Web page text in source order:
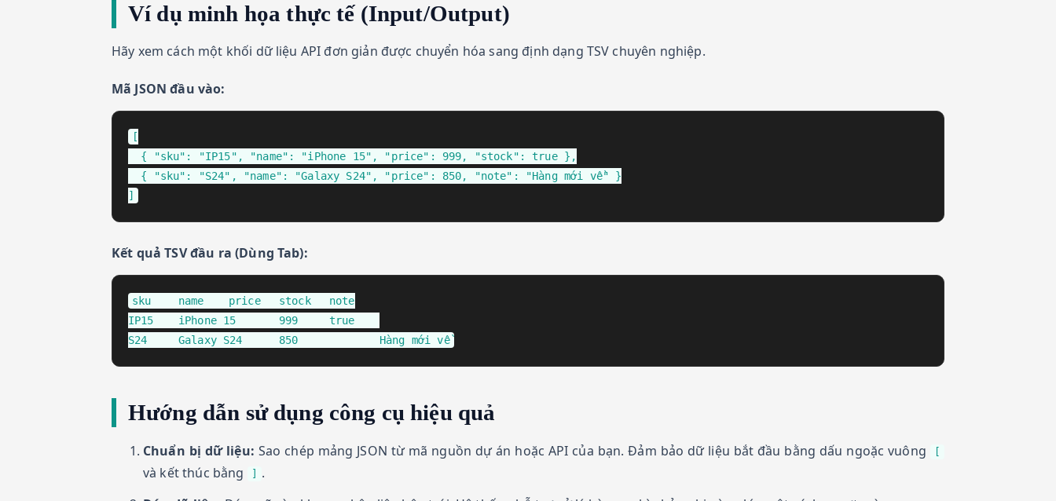
Ví dụ minh họa thực tế (Input/Output)
Hãy xem cách một khối dữ liệu API đơn giản được chuyển hóa sang định dạng TSV chuyên nghiệp.
Mã JSON đầu vào:
[
  { "sku": "IP15", "name": "iPhone 15", "price": 999, "stock": true },
  { "sku": "S24", "name": "Galaxy S24", "price": 850, "note": "Hàng mới về" }
]
Kết quả TSV đầu ra (Dùng Tab):
sku	name	price	stock	note
IP15	iPhone 15	999	true
S24	Galaxy S24	850		Hàng mới về
Hướng dẫn sử dụng công cụ hiệu quả
Chuẩn bị dữ liệu: Sao chép mảng JSON từ mã nguồn dự án hoặc API của bạn. Đảm bảo dữ liệu bắt đầu bằng dấu ngoặc vuông [
và kết thúc bằng ]
.